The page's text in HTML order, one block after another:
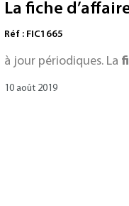
dans l’Union
La fiche
Réf : FIC1665
à jour périodiques. La
10 août 2019